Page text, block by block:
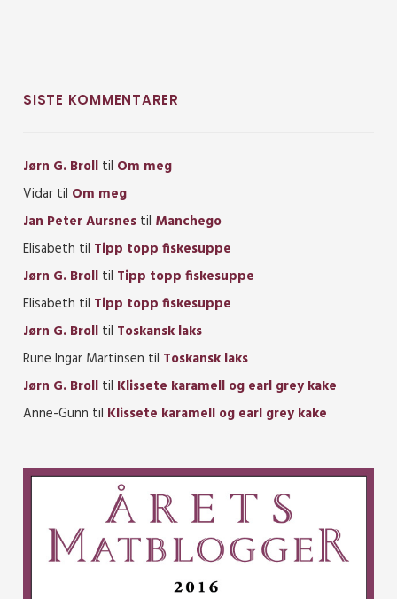
SISTE KOMMENTARER
Jørn G. Broll til Om meg
Vidar til Om meg
Jan Peter Aursnes til Manchego
Elisabeth til Tipp topp fiskesuppe
Jørn G. Broll til Tipp topp fiskesuppe
Elisabeth til Tipp topp fiskesuppe
Jørn G. Broll til Toskansk laks
Rune Ingar Martinsen til Toskansk laks
Jørn G. Broll til Klissete karamell og earl grey kake
Anne-Gunn til Klissete karamell og earl grey kake